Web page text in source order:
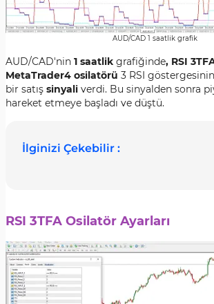
AUD/CAD 1 saatlik grafik
AUD/CAD'nin 1 saatlik grafiğinde, RSI
MetaTrader4 osilatörü 3 RSI
bir satış sinyali verdi. Bu sinyalden sonra
hareket etmeye başladı ve düştü.
İlginizi Çekebilir :
RSI 3TFA Osilatör Ayarları